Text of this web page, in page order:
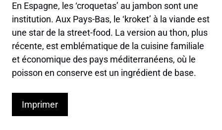
En Espagne, les ‘croquetas’ au jambon sont une
institution. Aux Pays-Bas, le ‘kroket’ à la viande est
une star de la street-food. La version au thon, plus
récente, est emblématique de la cuisine familiale
et économique des pays méditerranéens, où le
poisson en conserve est un ingrédient de base.
Imprimer